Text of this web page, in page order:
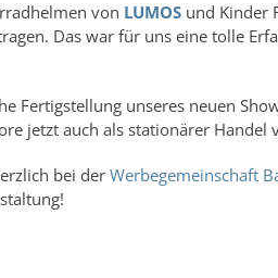
von LUMOS und Kinder
Das war für uns eine tolle
Fertigstellung unseres neuen
jetzt auch als stationärer Handel
bei derWerbegemeinschaft